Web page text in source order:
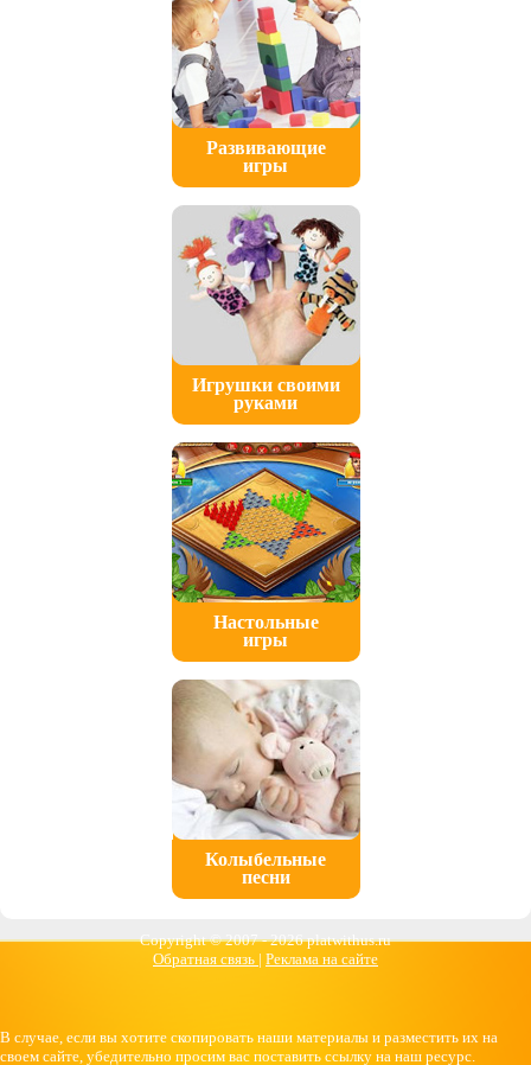
Развивающие
игры
Игрушки своими
руками
Настольные
игры
Колыбельные
песни
Copyright © 2007 -2026 platwithus.ru
Обратная связь | Реклама на сайте
В случае, если вы хотите скопировать наши материалы и разместить их на
своем сайте, убедительно просим вас поставить ссылку на наш ресурс.